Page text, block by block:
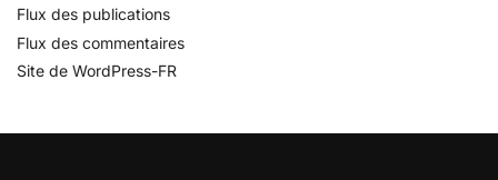
Flux des publications
Flux des commentaires
Site de WordPress-FR